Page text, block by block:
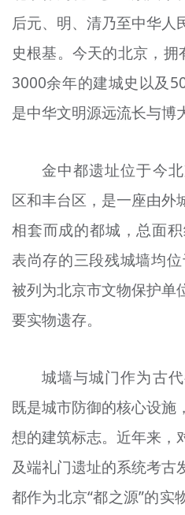
后元、明、清乃至中华人
史根基。今天的北京，拥
3000余年的建城史以及
是中华文明源远流长与博
金中都遗址位于今
区和丰台区，是一座由外
相套而成的都城，总面
表尚存的三段残城墙均
被列为北京市文物保护单
要实物遗存。
城墙与城门作为古
既是城市防御的核心设施
想的建筑标志。近年来，
及端礼门遗址的系统考古
都作为北京“都之源”的实